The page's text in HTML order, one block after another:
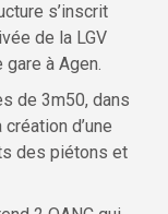
s’inscrit
de la LGV
à Agen.
de 3m50, dans
d’une
des piétons et